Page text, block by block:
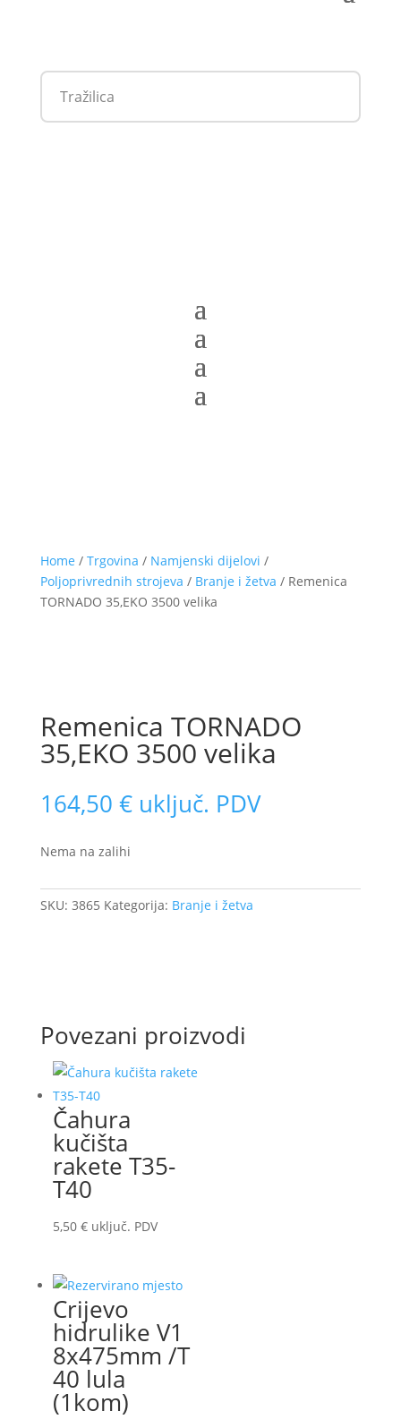
Home / Trgovina / Namjenski dijelovi /
Poljoprivrednih strojeva / Branje i žetva / Remenica
TORNADO 35,EKO 3500 velika
Remenica TORNADO
35,EKO 3500 velika
164,50 € uključ. PDV
Nema na zalihi
SKU: 3865 Kategorija: Branje i žetva
Povezani proizvodi
Čahura
kučišta
rakete T35-
T40
5,50 € uključ. PDV
Crijevo
hidrulike V1
8x475mm /T
40 lula
(1kom)